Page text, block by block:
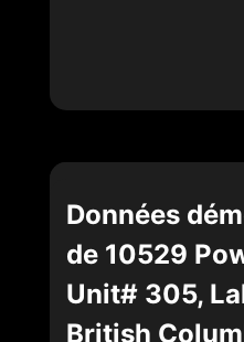
Données
de 10529
Unit# 305,
British